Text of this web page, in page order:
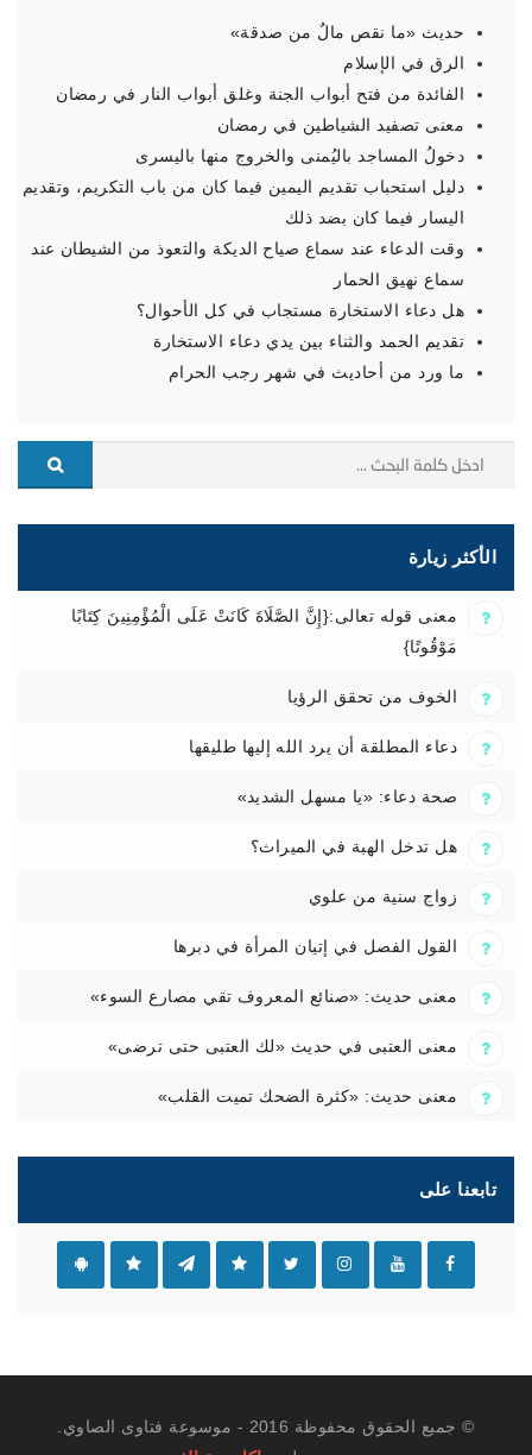
حديث «ما نقص مالٌ من صدقة»
الرق في الإسلام
الفائدة من فتح أبواب الجنة وغلق أبواب النار في رمضان
معنى تصفيد الشياطين في رمضان
دخولُ المساجد باليُمنى والخروج منها باليسرى
دليل استحباب تقديم اليمين فيما كان من باب التكريم، وتقديم
اليسار فيما كان بضد ذلك
وقت الدعاء عند سماع صياح الديكة والتعوذ من الشيطان عند
سماع نهيق الحمار
هل دعاء الاستخارة مستجاب في كل الأحوال؟
تقديم الحمد والثناء بين يدي دعاء الاستخارة
ما ورد من أحاديث في شهر رجب الحرام
الأكثر زيارة
معنى قوله تعالى:{إِنَّ الصَّلَاةَ كَانَتْ عَلَى الْمُؤْمِنِينَ كِتَابًا
مَوْقُوتًا}
الخوف من تحقق الرؤيا
دعاء المطلقة أن يرد الله إليها طليقها
صحة دعاء: «يا مسهل الشديد»
هل تدخل الهبة في الميراث؟
زواج سنية من علوي
القول الفصل في إتيان المرأة في دبرها
معنى حديث: «صنائع المعروف تقي مصارع السوء»
معنى العتبى في حديث «لك العتبى حتى ترضى»
معنى حديث: «كثرة الضحك تميت القلب»
تابعنا على
© جميع الحقوق محفوظة 2016 - موسوعة فتاوى الصاوي.